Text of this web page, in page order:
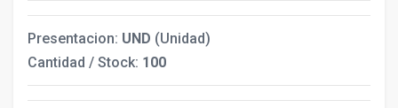
Presentacion: UND (Unidad)
Cantidad / Stock: 100